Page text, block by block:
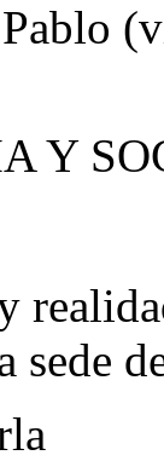
Y
sede